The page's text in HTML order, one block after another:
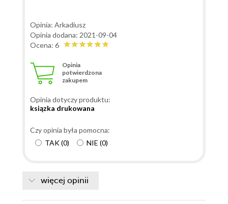
Opinia: Arkadiusz
Opinia dodana: 2021-09-04
Ocena: 6
Opinia
potwierdzona
zakupem
Opinia dotyczy produktu:
ksiązka drukowana
Czy opinia była pomocna:
TAK(0) NIE (0)
więcej opinii